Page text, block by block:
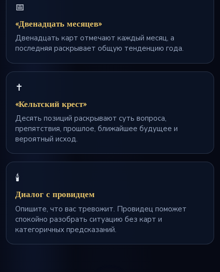
📅
«Двенадцать месяцев»
Двенадцать карт отмечают каждый месяц, а
последняя раскрывает общую тенденцию года.
✝️
«Кельтский крест»
Десять позиций раскрывают суть вопроса,
препятствия, прошлое, ближайшее будущее и
вероятный исход.
🕯️
Диалог с провидцем
Опишите, что вас тревожит. Провидец поможет
спокойно разобрать ситуацию без карт и
категоричных предсказаний.